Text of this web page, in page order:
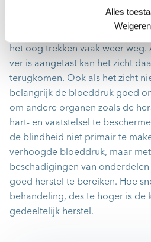
Alles
Weigeren
het oog trekken vaak weer weg.
ver is aangetast kan het zicht
terugkomen. Ook als het zicht
belangrijk de bloeddruk goed
om andere organen zoals de
hart- en vaatstelsel te
de blindheid niet primair te
verhoogde bloeddruk, maar
beschadigingen van
goed herstel te bereiken. Hoe
behandeling, des te hoger is de
gedeeltelijk herstel.